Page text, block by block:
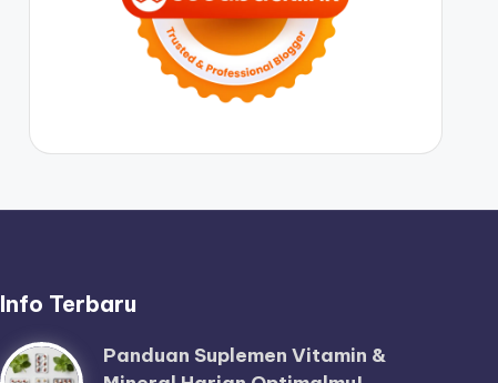
Info Terbaru
Panduan Suplemen Vitamin &